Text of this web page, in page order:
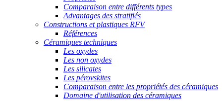
Comparaison entre différents types
Advantages des stratifiés
Constructions et plastiques RFV
Références
Céramiques techniques
Les oxydes
Les non oxydes
Les silicates
Les pérovskites
Comparaison entre les propriétés des céramiques
Domaine d'utilisation des céramiques